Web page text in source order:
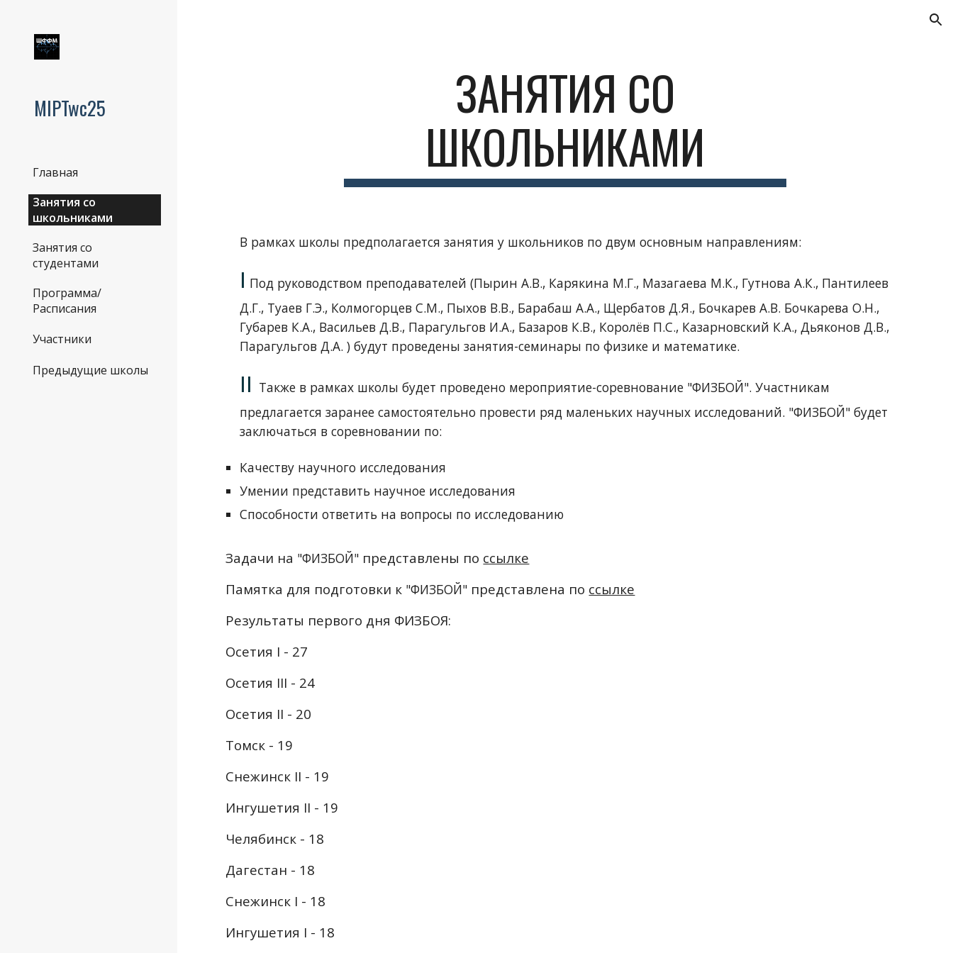
MIPTwc25
Главная
Занятия со
школьниками
Занятия со
студентами
Программа/
Расписания
Участники
Предыдущие школы
ЗАНЯТИЯ СО
ШКОЛЬНИКАМИ
В рамках школы предполагаетсязанятия у школьников по двум основным направлениям:
I Под руководством преподавателей (Пырин А.В., Карякина М.Г., Мазагаева М.К., Гутнова А.К., Пантилеев
Д.Г., Туаев Г.Э., Колмогорцев С.М., Пыхов В.В., Барабаш А.А., Щербатов Д.Я., Бочкарев А.В. Бочкарева О.Н.,
Губарев К.А., Васильев Д.В., Парагульгов И.А., Базаров К.В., Королёв П.С., Казарновский К.А., Дьяконов Д.В.,
Парагульгов Д.А. ) будут проведены занятия-семинары по физике и математике.
II Также в рамках школы будет проведено мероприятие-соревнование "ФИЗБОЙ".Участникам
предлагается заранее самостоятельно провести ряд маленьких научных исследований. "ФИЗБОЙ" будет
заключаться в соревновании по:
Качеству научного исследования
Умении представить научное исследования
Способности ответить на вопросы по исследованию
Задачи на "ФИЗБОЙ" представлены по ссылке
Памятка для подготовки к "ФИЗБОЙ" представлена по ссылке
Результаты первого дня ФИЗБОЯ:
Осетия I - 27
Осетия III - 24
Осетия II - 20
Томск - 19
Снежинск II - 19
Ингушетия II - 19
Челябинск - 18
Дагестан - 18
Снежинск I - 18
Ингушетия I - 18